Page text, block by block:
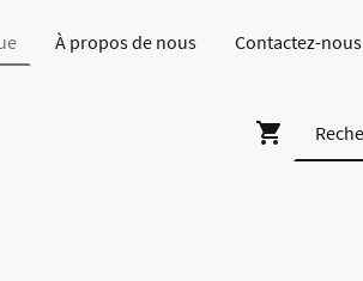
À propos de nous Contactez-nous